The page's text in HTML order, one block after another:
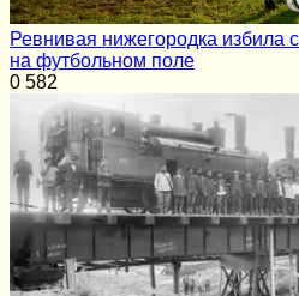
Ревнивая нижегородка избила
на футбольном поле
0 582